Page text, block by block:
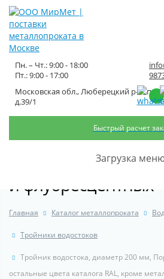
Московская обл., Люберецкий р-н,
д.39/1
Пн. – Чт.: 9:00 - 18:00
Пт.: 9:00 - 17:00
Быстрый расчет
Загрузка
Тройник
200 мм,
все остальные
RAL, кроме
и флуоресцентных
Главная Каталог металлопроката
Тройники водостоков
Тройник водостока, диаметр 200 мм,
остальные цвета каталога RAL, кроме